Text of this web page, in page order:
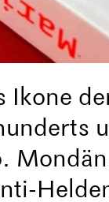
Ikone